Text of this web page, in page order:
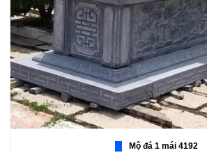
Mộ đá 1 mái 4192